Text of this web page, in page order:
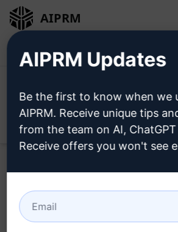
AIPRM
Home / AIプロンプト / SEO Prompts /
ブログのキーワードとアウトライン
3,724
0 2,372
AIPRM Updates
Be the first to know when we
AIPRM. Receive unique tips
from the team on AI, ChatGPT
Receive offers you won't see